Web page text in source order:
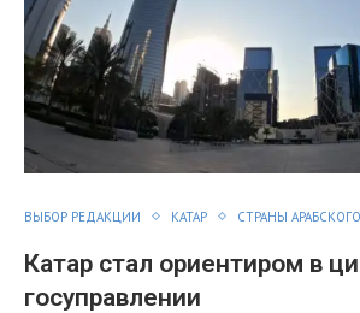
ВЫБОР РЕДАКЦИИ КАТАР СТРАНЫ
Катар стал ориентиром в
госуправлении